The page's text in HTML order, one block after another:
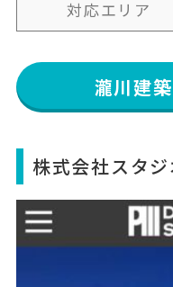
対応エリア
瀧川建
株式会社スタ